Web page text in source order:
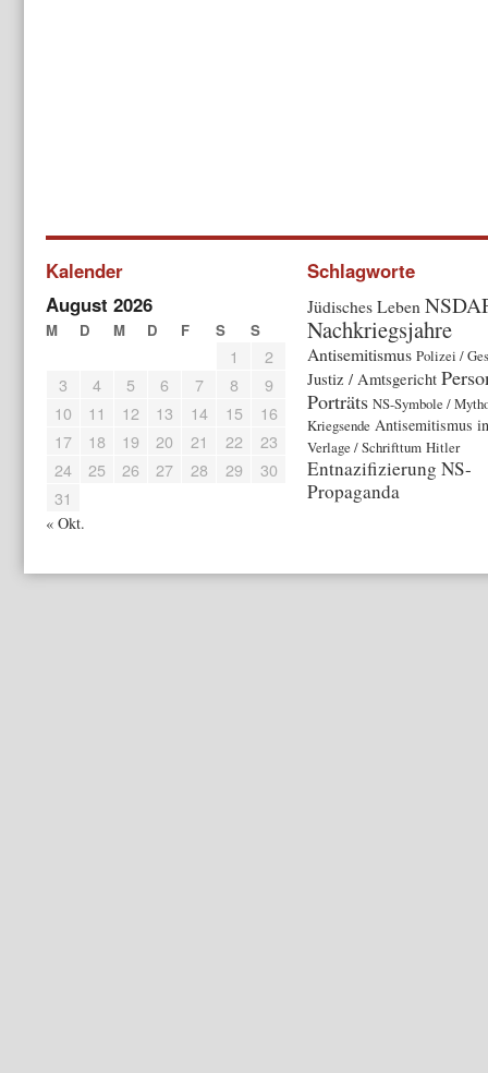
Kalender
August 2026
M D M D F S S
1
2
3
4 5 6 7 8
9
10
11 12 13 14 15
16
17
18 19 20 21 22
23
24
25 26 27 28 29
30
31
« Okt.
Schlagworte
Jüdisches Leben
Nachkriegsjahre
Antisemitismus Polizei /
Justiz / Amtsgericht
Porträts NS-Symbole /
Kriegsende Antisemitismus
Verlage / Schrifttum Hitler
Entnazifizierung NS-
Propaganda